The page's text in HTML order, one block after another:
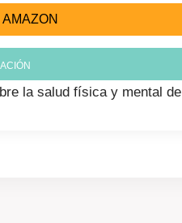
la salud física y mental